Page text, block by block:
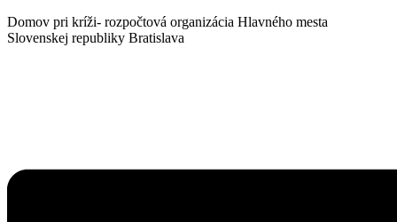
Domov pri kríži- rozpočtová organizácia Hlavného mesta
Slovenskej republiky Bratislava